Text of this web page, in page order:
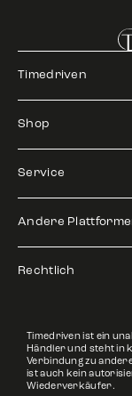
Timedriven
Shop
Service
Andere
Rechtlich
Timedriven ist ein
Händler und steht in
Verbindung zu
ist auch kein
Wiederverkäufer.